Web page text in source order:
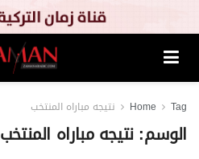
Home Tag نتيجه مباراه المنتخب
الوسم:نتيجه مباراه المنتخب